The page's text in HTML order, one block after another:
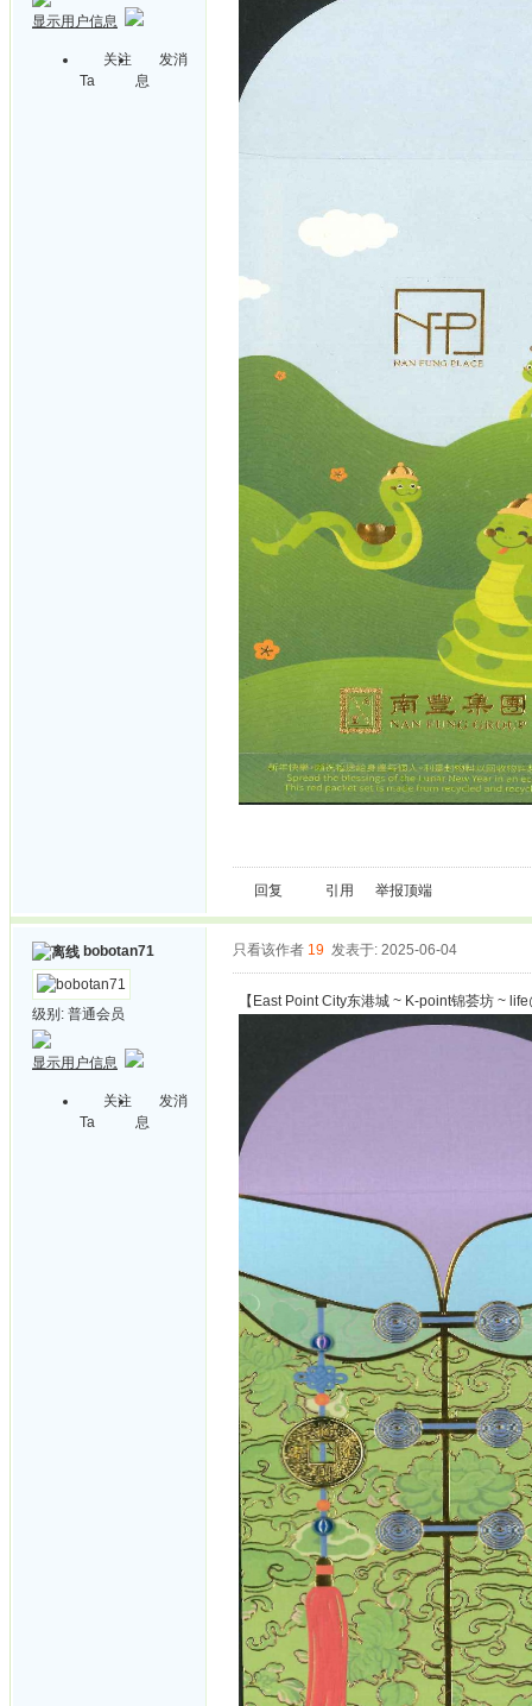
显示用户信息
关注
Ta
发消
息
回复 引用 举报顶端
bobotan71
级别: 普通会员
显示用户信息
关注
Ta
发消
息
只看该作者 19 发表于: 2025-06-04
【East Point City东港城 ~ K-point锦荟坊 ~